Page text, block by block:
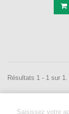
Résultats 1 - 1 sur 1.